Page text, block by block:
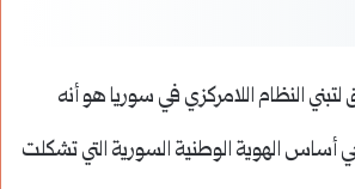
لتبني النظام اللامركزي في سوريا هو أنه
الهوية الوطنية السورية التي تشكلت